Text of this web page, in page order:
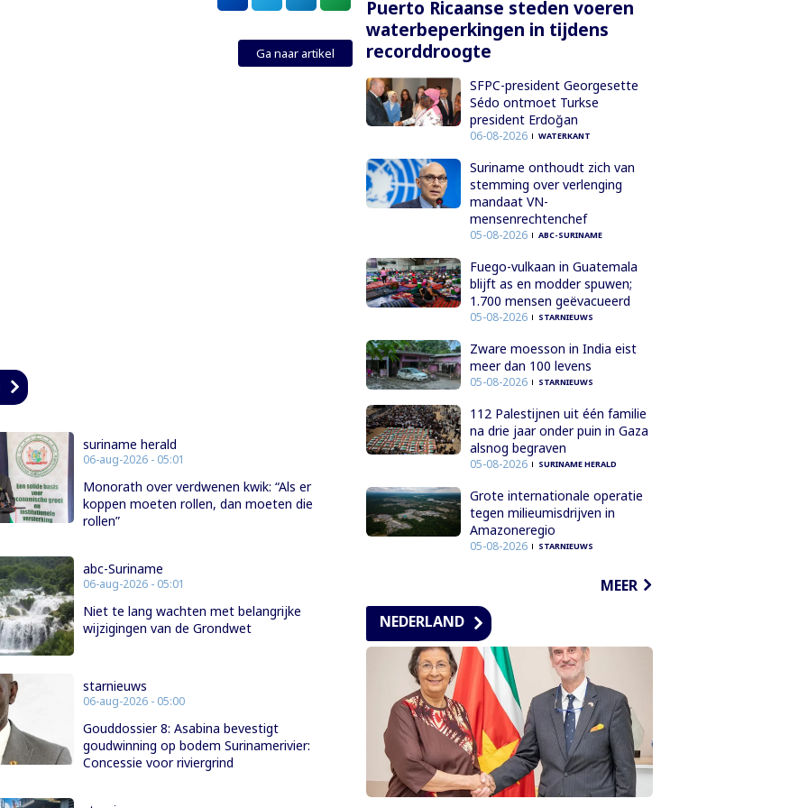
Ga naar artikel
suriname herald
06-aug-2026 - 05:01
Monorath over verdwenen kwik: “Als er
koppen moeten rollen, dan moeten die
rollen”
abc-Suriname
06-aug-2026 - 05:01
Niet te lang wachten met belangrijke
wijzigingen van de Grondwet
starnieuws
06-aug-2026 - 05:00
Gouddossier 8: Asabina bevestigt
goudwinning op bodem Surinamerivier:
Concessie voor riviergrind
Puerto Ricaanse steden voeren
waterbeperkingen in tijdens
recorddroogte
SFPC-president Georgesette
Sédo ontmoet Turkse
president Erdoğan
06-08-2026 WATERKANT
Suriname onthoudt zich van
stemming over verlenging
mandaat VN-
mensenrechtenchef
05-08-2026 ABC-SURINAME
Fuego-vulkaan in Guatemala
blijft as en modder spuwen;
1.700 mensen geëvacueerd
05-08-2026 STARNIEUWS
Zware moesson in India eist
meer dan 100 levens
05-08-2026 STARNIEUWS
112 Palestijnen uit één familie
na drie jaar onder puin in Gaza
alsnog begraven
05-08-2026 SURINAME HERALD
Grote internationale operatie
tegen milieumisdrijven in
Amazoneregio
05-08-2026 STARNIEUWS
MEER
NEDERLAND